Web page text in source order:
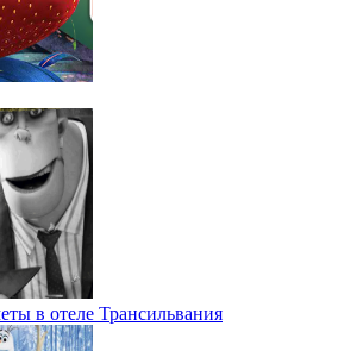
в отеле Трансильвания